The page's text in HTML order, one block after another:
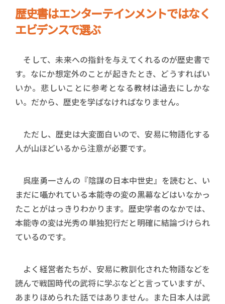
歴史書はエンターテインメントではなく
エビデンスで選ぶ
そして、未来への指針を与えてくれるのが歴史書で
す。なにか想定外のことが起きたとき、どうすればい
いか。悲しいことに参考となる教材は過去にしかな
い。だから、歴史を学ばなければなりません。
ただし、歴史は大変面白いので、安易に物語化する
人が山ほどいるから注意が必要です。
呉座勇一さんの『陰謀の日本中世史』を読むと、い
まだに囁かれている本能寺の変の黒幕などはいなかっ
たことがはっきりわかります。歴史学者のなかでは、
本能寺の変は光秀の単独犯行だと明確に結論づけられ
ているのです。
よく経営者たちが、安易に教訓化された物語などを
読んで戦国時代の武将に学ぶなどと言っていますが、
あまりほめられた話ではありません。また日本人は武